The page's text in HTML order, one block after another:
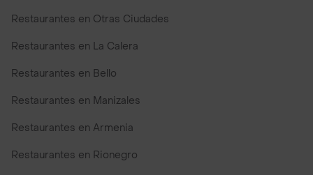
Restaurantes en Otras Ciudades
Restaurantes en La Calera
Restaurantes en Bello
Restaurantes en Manizales
Restaurantes en Armenia
Restaurantes en Rionegro